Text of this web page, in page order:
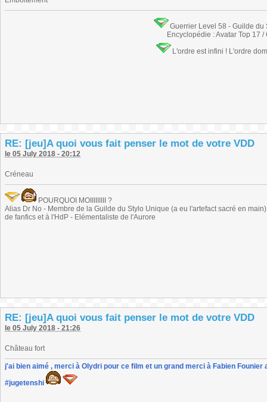
Guerrier Level 58 - Guilde
Encyclopédie : Avatar Top 17 /
L'ordre est infini ! L'ordre
RE: [jeu]A quoi vous fait penser le mot de votre VDD
le 05 July 2018 - 20:12
Créneau
POURQUOI MOIIIIIIIII ?
Alias Dr No - Membre de la Guilde du Stylo Unique (a eu l'artefact sacré en
de fanfics et à l'HdP - Elémentaliste de l'Aurore
RE: [jeu]A quoi vous fait penser le mot de votre VDD
le 05 July 2018 - 21:26
Château fort
j'ai bien aimé , merci à Olydri pour ce film et un grand merci à Fabien
#jugetenshi